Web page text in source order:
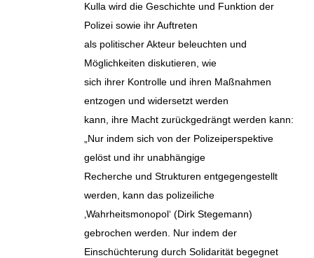
Kulla wird die Geschichte und Funktion der
Polizei sowie ihr Auftreten
als politischer Akteur beleuchten und
Möglichkeiten diskutieren, wie
sich ihrer Kontrolle und ihren Maßnahmen
entzogen und widersetzt werden
kann, ihre Macht zurückgedrängt werden kann:
„Nur indem sich von der Polizeiperspektive
gelöst und ihr unabhängige
Recherche und Strukturen entgegengestellt
werden, kann das polizeiliche
‚Wahrheitsmonopol‘ (Dirk Stegemann)
gebrochen werden. Nur indem der
Einschüchterung durch Solidarität begegnet